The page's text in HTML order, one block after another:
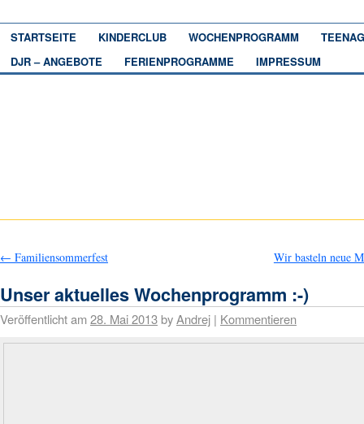
STARTSEITE KINDERCLUB WOCHENPROGRAMM
DJR – ANGEBOTE
FERIENPROGRAMME IMPRESSUM
← Familiensommerfest Wir basteln neue
Unser aktuelles Wochenprogramm :-)
Veröffentlicht am28. Mai 2013byAndrej | Kommentieren